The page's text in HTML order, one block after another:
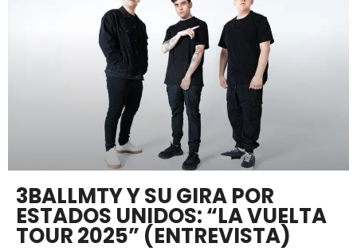
3BALLMTY Y SU GIRA POR
ESTADOS UNIDOS: “LA VUELTA
TOUR 2025” (ENTREVISTA)